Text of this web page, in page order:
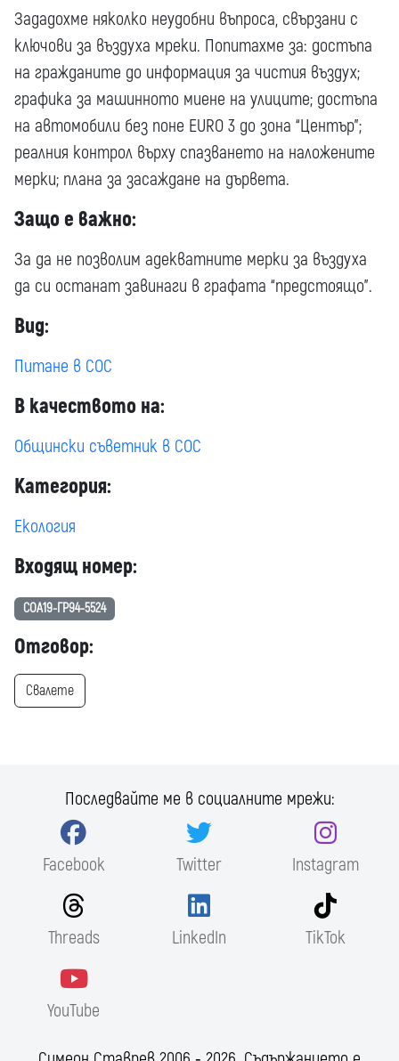
Зададохме няколко неудобни въпроса, свързани с
ключови за въздуха мреки. Попитахме за: достъпа
на гражданите до информация за чистия въздух;
графика за машинното миене на улиците; достъпа
на автомобили без поне EURO 3 до зона “Център”;
реалния контрол върху спазването на наложените
мерки; плана за засаждане на дървета.
Защо е важно:
За да не позволим адекватните мерки за въздуха
да си останат завинаги в графата “предстоящо”.
Вид:
Питане в СОС
В качеството на:
Общински съветник в СОС
Категория:
Екология
Входящ номер:
СОА19-ГР94-5524
Отговор:
Свалете
Последвайте ме в социалните мрежи:
Facebook Twitter Instagram
Threads LinkedIn TikTok
YouTube